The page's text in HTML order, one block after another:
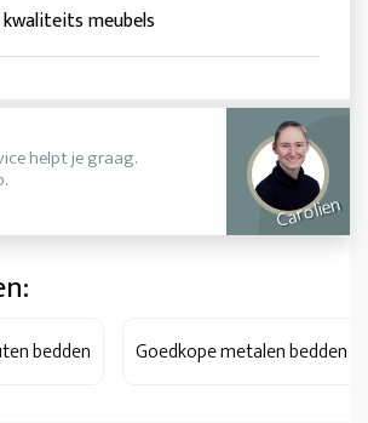
meubels
helpt je graag.
Carolien
bedden Goedkope metalen bedden